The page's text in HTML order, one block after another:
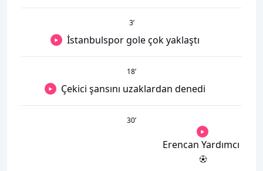
3’
İstanbulspor gole çok yaklaştı
18’
Çekici şansını uzaklardan denedi
30’
Erencan Yardımcı